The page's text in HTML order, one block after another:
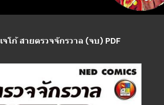
เจโก้ สายตรวจจักรวาล (จบ) PDF